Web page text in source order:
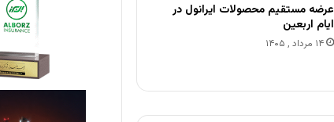
عرضه مستقیم محصولات ایرانول در
ایام اربعین
۱۴ مرداد , ۱۴۰۵